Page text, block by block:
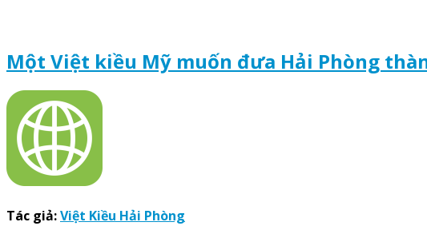
Một Việt kiều Mỹ muốn đưa Hải Phòng
Tác giả:Việt Kiều Hải Phòng